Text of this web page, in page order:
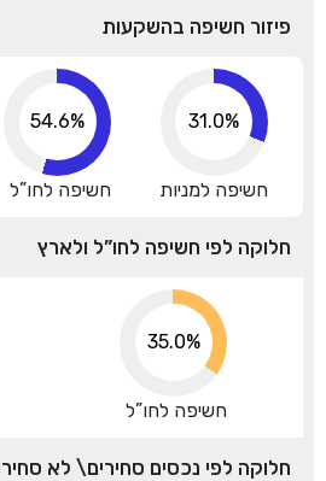
פיזור חשיפה בהשקעות
31.0%
חשיפה למניות
54.6%
חשיפה לחו”ל
חלוקה לפי חשיפה לחו”ל ולארץ
35.0%
חשיפה לחו”ל
חלוקה לפי נכסים סחירים\ לא